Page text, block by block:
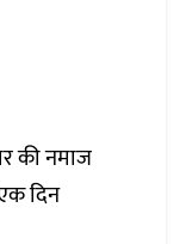
की नमाज
दिन